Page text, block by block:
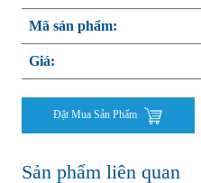
Mã sản phẩm:
Giá:
Đặt Mua Sản Phẩm
Sản phẩm liên quan